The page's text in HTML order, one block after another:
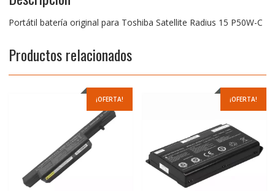
Portátil batería original para Toshiba Satellite Radius 15 P50W-C
Productos relacionados
¡OFERTA! ¡OFERTA!